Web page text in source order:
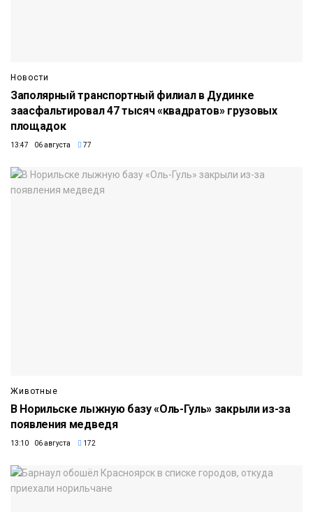
Новости
Заполярный транспортный филиал в Дудинке
заасфальтировал 47 тысяч «квадратов» грузовых
площадок
13:47 06 августа 77
Животные
В Норильске лыжную базу «Оль-Гуль» закрыли из-за
появления медведя
13:10 06 августа 172